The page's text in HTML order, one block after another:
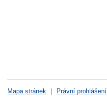
Mapa stránek Právní prohlášení